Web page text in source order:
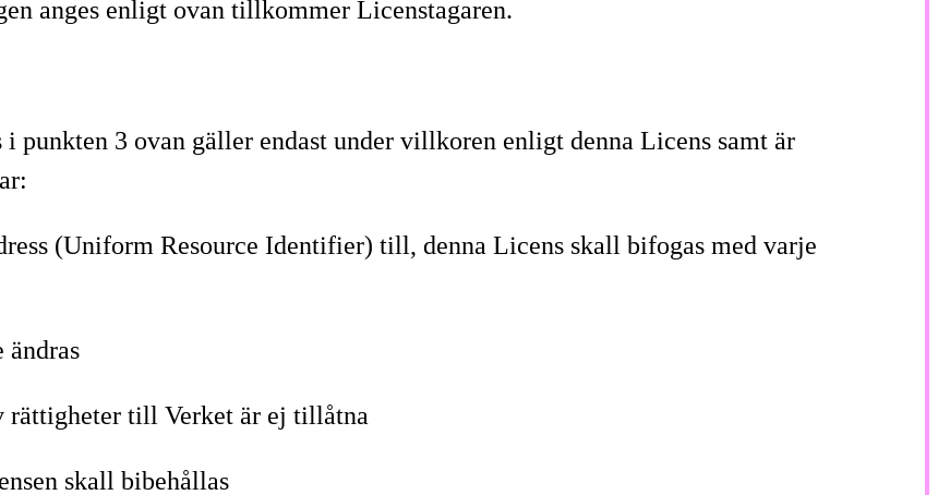
anges enligt ovan tillkommer Licenstagaren.
punkten 3 ovan gäller endast under villkoren enligt denna Licens samt är
(Uniform Resource Identifier) till, denna Licens skall bifogas med varje
rättigheter till Verket är ej tillåtna
skall bibehållas